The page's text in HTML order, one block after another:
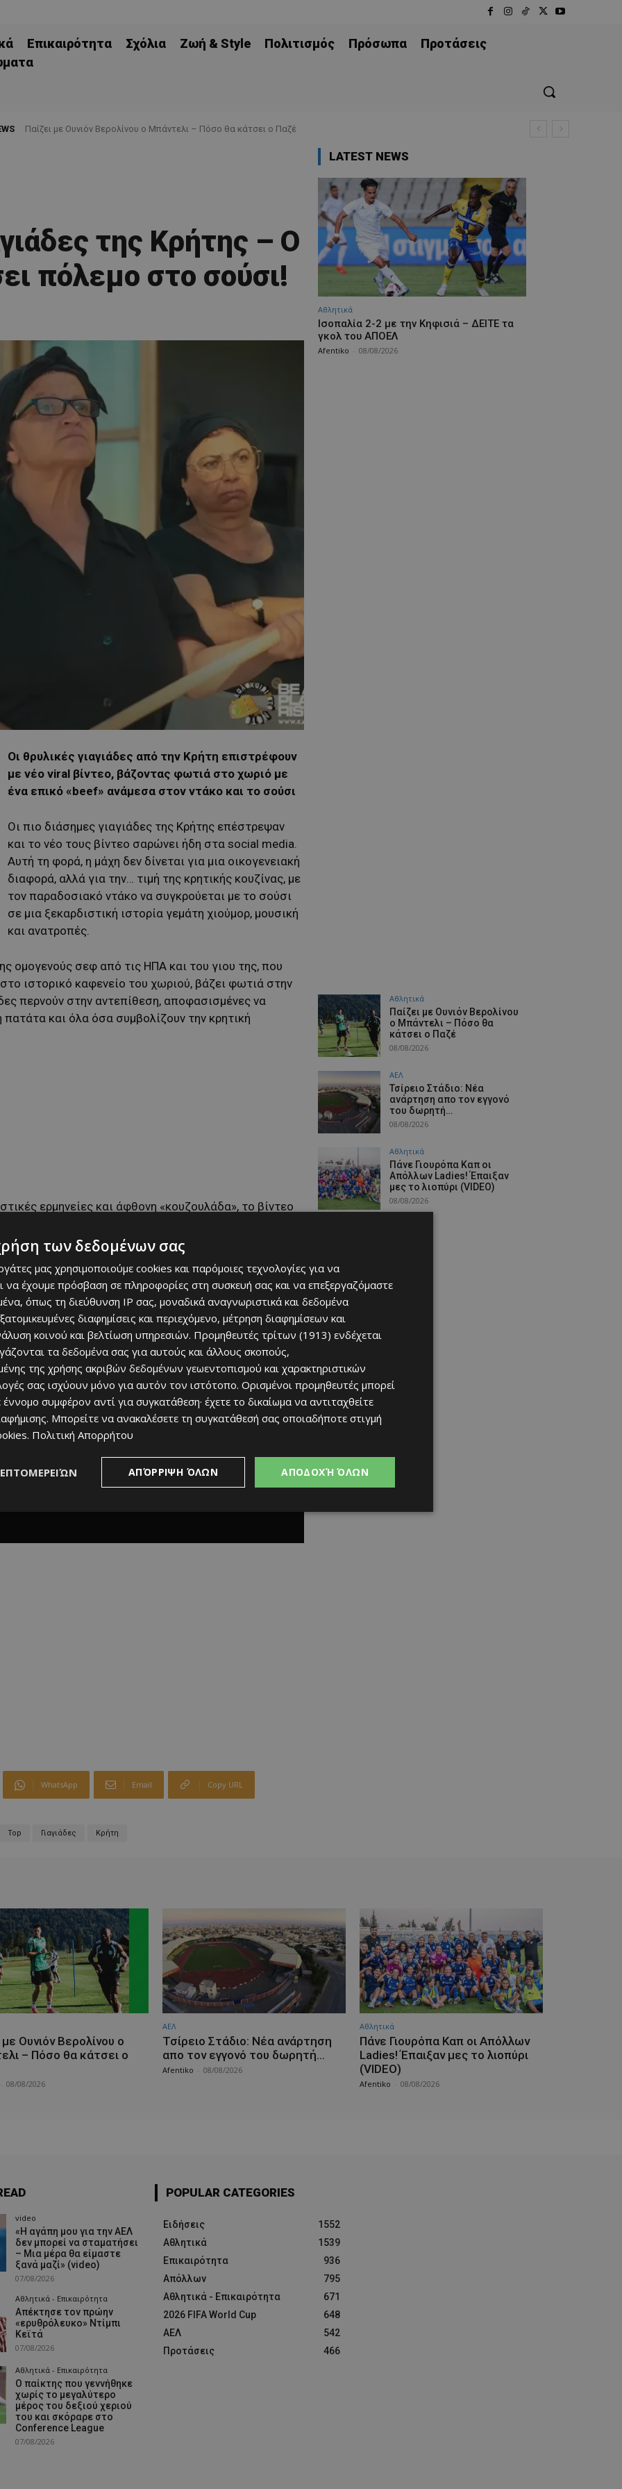
Επικαιρότητα Σχόλια Ζωή & Style Πολιτισμός Πρόσωπα
Προτάσεις
Παίζει με Ουνιόν Βερολίνου ο Μπάντελι – Πόσο θα κάτσει ο Παζέ
της Κρήτης – Ο
πόλεμο στο σούσι!
Οι θρυλικές γιαγιάδες από την Κρήτη επιστρέφουν
με νέο viral βίντεο, βάζοντας φωτιά στο χωριό με
ένα επικό «beef» ανάμεσα στον ντάκο και το σούσι
Οι πιο διάσημες γιαγιάδες της Κρήτης επέστρεψαν
και το νέο τους βίντεο σαρώνει ήδη στα social media.
Αυτή τη φορά, η μάχη δεν δίνεται για μια οικογενειακή
διαφορά, αλλά για την… τιμή της κρητικής κουζίνας, με
τον παραδοσιακό ντάκο να συγκρούεται με το σούσι
σε μια ξεκαρδιστική ιστορία γεμάτη χιούμορ, μουσική
και ανατροπές.
ομογενούς σεφ από τις ΗΠΑ και του γιου της, που
ιστορικό καφενείο του χωριού, βάζει φωτιά στην
περνούν στην αντεπίθεση, αποφασισμένες να
και όλα όσα συμβολίζουν την κρητική
ερμηνείες και άφθονη «κουζουλάδα», το βίντεο
προβολές και θετικά σχόλια μέσα σε λίγες ώρες.
WhatsApp Email Copy URL
Top Γιαγιάδες Κρήτη
LATEST NEWS
Αθλητικά
Iσοπαλία 2-2 με την Κηφισιά – ΔΕΙΤΕ τα
γκολ του ΑΠΟΕΛ
Afentiko 08/08/2026
Αθλητικά
Παίζει με Ουνιόν Βερολίνου
ο Μπάντελι – Πόσο θα
κάτσει ο Παζέ
08/08/2026
ΑΕΛ
Τσίρειο Στάδιο: Νέα
ανάρτηση απο τον εγγονό
του δωρητή…
08/08/2026
Αθλητικά
Πάνε Γιουρόπα Καπ oι
Απόλλων Ladies! Έπαιξαν
μες το λιοπύρι (VIDEO)
08/08/2026
με Ουνιόν Βερολίνου ο
– Πόσο θα κάτσει ο
08/08/2026
ΑΕΛ
Τσίρειο Στάδιο: Νέα ανάρτηση
απο τον εγγονό του δωρητή…
Afentiko 08/08/2026
Αθλητικά
Πάνε Γιουρόπα Καπ oι Απόλλων
Ladies! Έπαιξαν μες το λιοπύρι
(VIDEO)
Afentiko 08/08/2026
video
«Η αγάπη μου για την ΑΕΛ
δεν μπορεί να σταματήσει
– Μια μέρα θα είμαστε
ξανά μαζί» (video)
07/08/2026
Αθλητικά - Επικαιρότητα
Απέκτησε τον πρώην
«ερυθρόλευκο» Ντίμπι
Κεϊτά
07/08/2026
Αθλητικά - Επικαιρότητα
Ο παίκτης που γεννήθηκε
χωρίς το μεγαλύτερο
μέρος του δεξιού χεριού
του και σκόραρε στο
Conference League
07/08/2026
POPULAR CATEGORIES
Ειδήσεις
1552
Αθλητικά
1539
Επικαιρότητα
936
Απόλλων
795
Αθλητικά - Επικαιρότητα
671
2026 FIFA World Cup
648
ΑΕΛ
542
Προτάσεις
466
των δεδομένων σας
μας χρησιμοποιούμε cookies και παρόμοιες τεχνολογίες για να
να έχουμε πρόσβαση σε πληροφορίες στη συσκευή σας και να επεξεργαζόμαστε
όπως τη διεύθυνση IP σας, μοναδικά αναγνωριστικά και δεδομένα
διαφημίσεις και περιεχόμενο, μέτρηση διαφημίσεων και
κοινού και βελτίωση υπηρεσιών. Προμηθευτές τρίτων (1913) ενδέχεται
τα δεδομένα σας για αυτούς και άλλους σκοπούς,
της χρήσης ακριβών δεδομένων γεωεντοπισμού και χαρακτηριστικών
σας ισχύουν μόνο για αυτόν τον ιστότοπο. Ορισμένοι προμηθευτές μπορεί
συμφέρον αντί για συγκατάθεση· έχετε το δικαίωμα να αντιταχθείτε
. Μπορείτε να ανακαλέσετε τη συγκατάθεσή σας οποιαδήποτε στιγμή
. Πολιτική Απορρήτου
ΑΠΟΔΟΧΉ ΌΛΩΝ
ΑΠΌΡΡΙΨΗ ΌΛΩΝ